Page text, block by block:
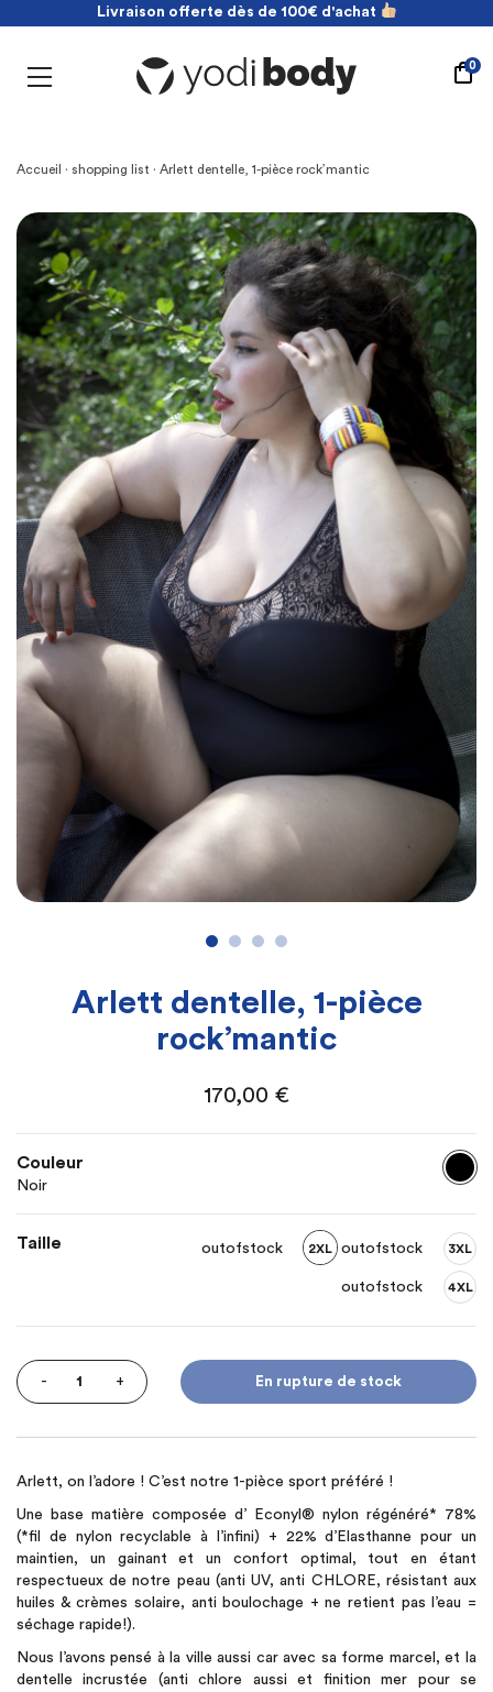
Livraison offerte dès de 100€ d'achat
Livraison offerte dès de 100€ d'achat
0
Accueil · shopping list · Arlett dentelle, 1-pièce rock’mantic
Arlett dentelle, 1-pièce
rock’mantic
170,00 €
Couleur
Noir
Taille outofstock 2XL outofstock 3XL
outofstock 4XL
- Quantity
+ En rupture de stock
Arlett, on l’adore ! C’est notre 1-pièce sport préféré !
Une base matière composée d’ Econyl®️ nylon régénéré* 78%
(*fil de nylon recyclable à l’infini) + 22% d’Elasthanne pour un
maintien, un gainant et un confort optimal, tout en étant
respectueux de notre peau (anti UV, anti CHLORE, résistant aux
huiles & crèmes solaire, anti boulochage + ne retient pas l’eau =
séchage rapide!).
Nous l’avons pensé à la ville aussi car avec sa forme marcel, et la
dentelle incrustée (anti chlore aussi et finition mer pour se